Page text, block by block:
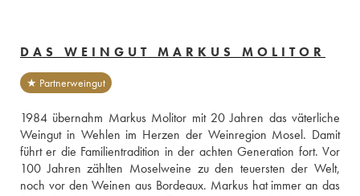
DAS WEINGUT MARKUS MOLITOR
★ Partnerweingut
1984 übernahm Markus Molitor mit 20 Jahren das väterliche
Weingut in Wehlen im Herzen der Weinregion Mosel. Damit
führt er die Familientradition in der achten Generation fort. Vor
100 Jahren zählten Moselweine zu den teuersten der Welt,
noch vor den Weinen aus Bordeaux. Markus hat immer an das